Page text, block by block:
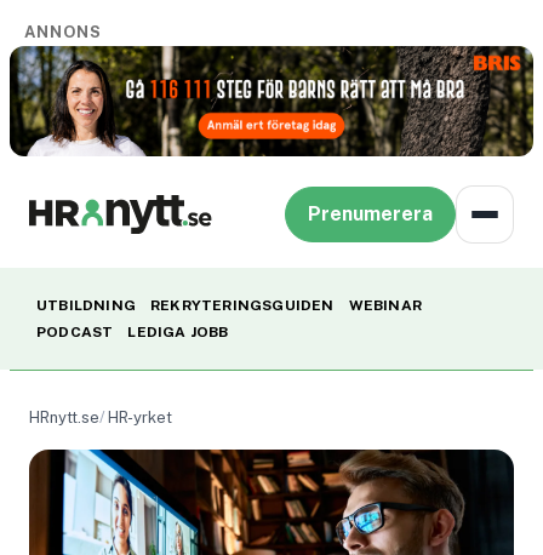
ANNONS
Prenumerera
UTBILDNING REKRYTERINGSGUIDEN
WEBINAR
PODCAST
LEDIGA JOBB
HRnytt.se HR-yrket